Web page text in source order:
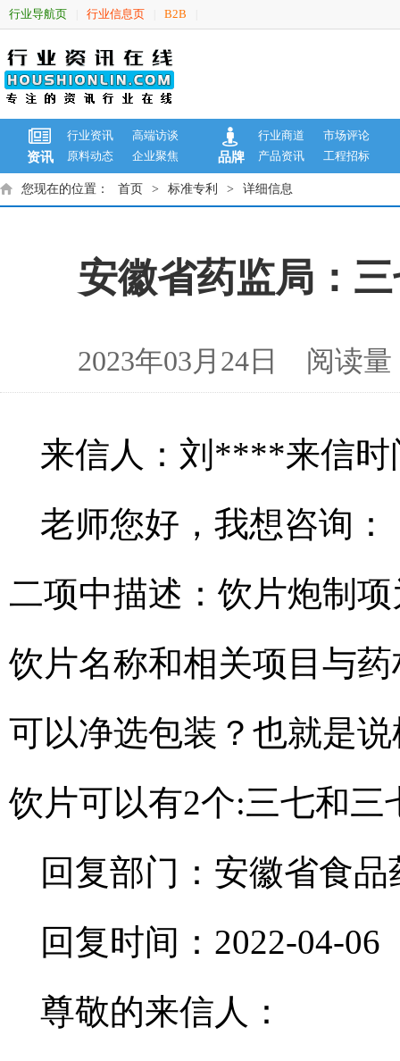
行业导航页 行业信息页 B2B
资讯
行业资讯
高端访谈
原料动态
企业聚焦 品牌
行业商道
市场评论
产品资讯
工程招标
您现在的位置： 首页 > 标准专利 > 详细信息
安徽省药监局：
2023年03月24日 阅读
来信人：刘****来信时
老师您好，我想咨询
二项中描述：饮片炮制
饮片名称和相关项目与
可以净选包装？也就是
饮片可以有2个:三七和
回复部门：安徽省食
回复时间：2022-04-06
尊敬的来信人：